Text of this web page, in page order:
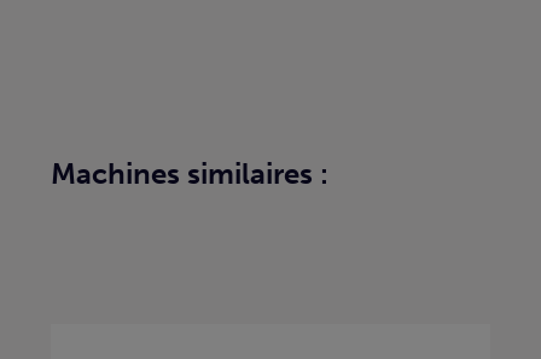
Machines similaires :